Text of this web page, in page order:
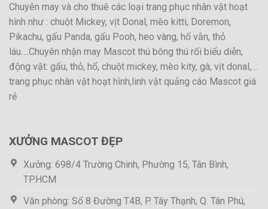
Chuyên may và cho thuê các loại trang phục nhân vật hoạt
hình như : chuột Mickey, vịt Donal, mèo kitti, Doremon,
Pikachu, gấu Panda, gấu Pooh, heo vàng, hổ vằn, thỏ
láu….Chuyên nhận may Mascot thú bông thú rối biểu diễn,
động vật: gấu, thỏ, hổ, chuột mickey, mèo kity, gà, vịt donal,…
trang phục nhân vật hoạt hình,linh vật quảng cáo Mascot giá
rẻ
XƯỞNG MASCOT ĐẸP
Xưởng: 698/4 Trường Chinh, Phường 15, Tân Bình,
TP.HCM
Văn phòng: Số 8 Đường T4B, P. Tây Thạnh, Q. Tân Phú,